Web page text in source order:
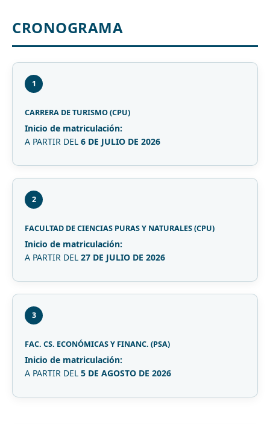
CRONOGRAMA
1
CARRERA DE TURISMO (CPU)
Inicio de matriculación:
A PARTIR DEL 6 DE JULIO DE 2026
2
FACULTAD DE CIENCIAS PURAS Y NATURALES (CPU)
Inicio de matriculación:
A PARTIR DEL 27 DE JULIO DE 2026
3
FAC. CS. ECONÓMICAS Y FINANC. (PSA)
Inicio de matriculación:
A PARTIR DEL 5 DE AGOSTO DE 2026